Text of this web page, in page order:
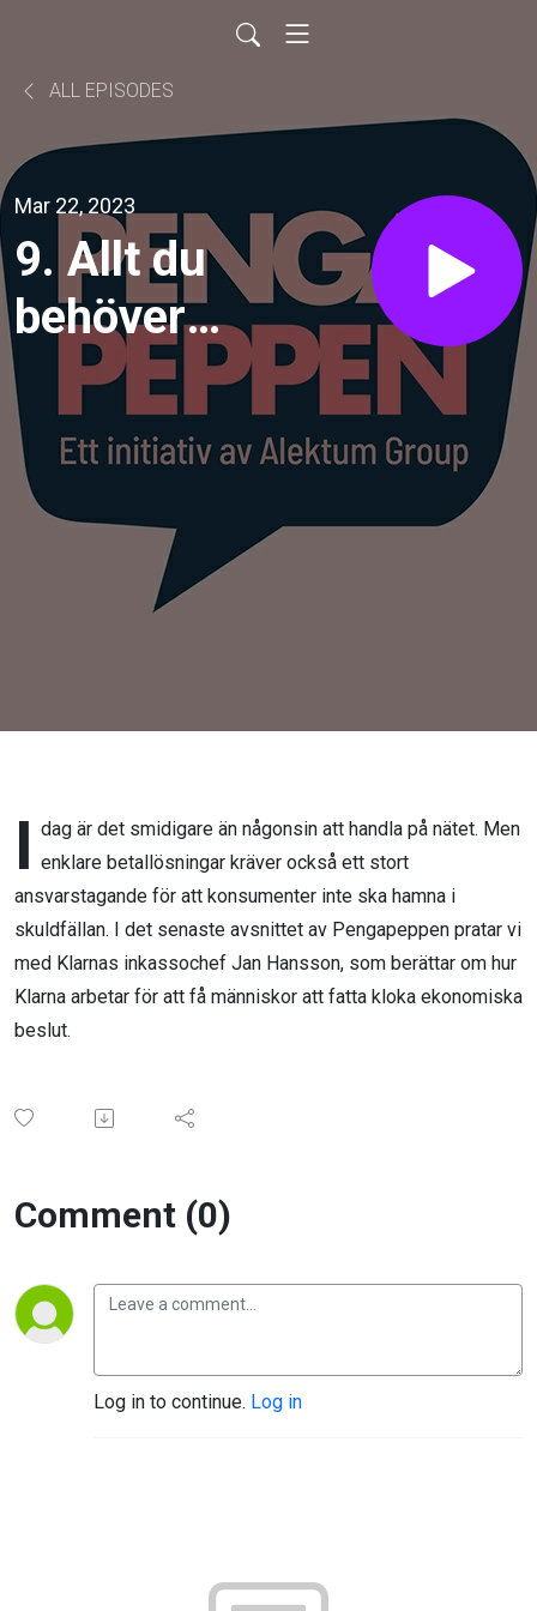
ALL EPISODES
Mar 22, 2023
9. Allt du
behöver
veta om
kreditköp
- Klarna
berättar
I dag är det smidigare än någonsin att handla på nätet. Men
enklare betallösningar kräver också ett stort
ansvarstagande för att konsumenter inte ska hamna i
skuldfällan. I det senaste avsnittet av Pengapeppen pratar vi
med Klarnas inkassochef Jan Hansson, som berättar om hur
Klarna arbetar för att få människor att fatta kloka ekonomiska
beslut.
Comment (0)
Log in to continue. Log in